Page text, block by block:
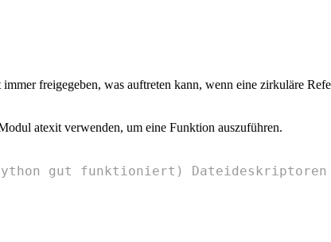
freigegeben, was auftreten kann, wenn eine zirkuläre
atexit verwenden, um eine Funktion auszuführen.
gut funktioniert) Dateideskriptoren